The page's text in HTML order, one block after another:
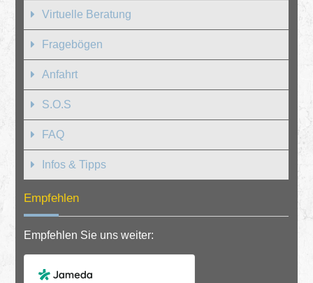
Virtuelle Beratung
Fragebögen
Anfahrt
S.O.S
FAQ
Infos & Tipps
Empfehlen
Empfehlen Sie uns weiter: